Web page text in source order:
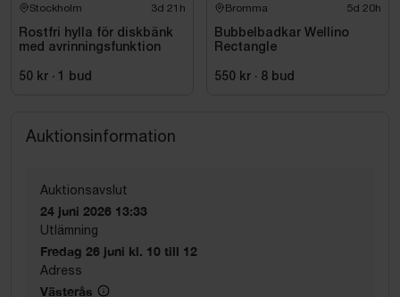
Stockholm 3d 21h
Rostfri hylla för diskbänk
med avrinningsfunktion
50 kr · 1 bud
Bromma 5d 20h
Bubbelbadkar Wellino
Rectangle
550 kr · 8 bud
Auktionsinformation
Auktionsavslut
24 juni 2026 13:33
Utlämning
Fredag 26 juni kl. 10 till 12
Adress
Västerås